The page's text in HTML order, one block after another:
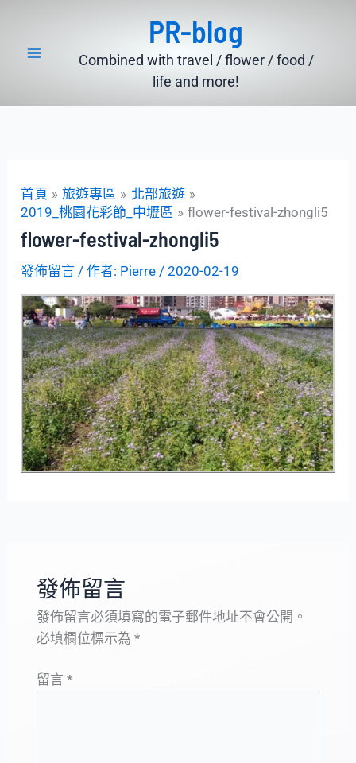
PR-blog
Combined with travel / flower / food /
life and more!
首頁 旅遊專區
北部旅遊
2019_桃園花彩節_中壢區
flower-festival-zhongli5
flower-festival-zhongli5
發佈留言 / 作者: Pierre /2020-02-19
發佈留言
發佈留言必須填寫的電子郵件地址不會公開。
必填欄位標示為 *
留言 *